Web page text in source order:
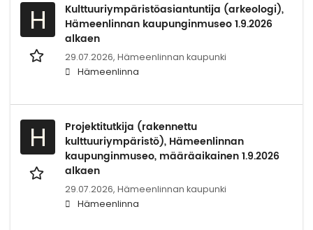
H
Kulttuuriympäristöasiantuntija (arkeologi),
Hämeenlinnan kaupunginmuseo 1.9.2026
alkaen
29.07.2026, Hämeenlinnan kaupunki
Hämeenlinna
H
Projektitutkija (rakennettu
kulttuuriympäristö), Hämeenlinnan
kaupunginmuseo, määräaikainen 1.9.2026
alkaen
29.07.2026, Hämeenlinnan kaupunki
Hämeenlinna